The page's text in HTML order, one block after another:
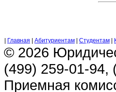
Главная Абитуриентам Студентам
© 2026
(499) 259-01-94,
Приемная